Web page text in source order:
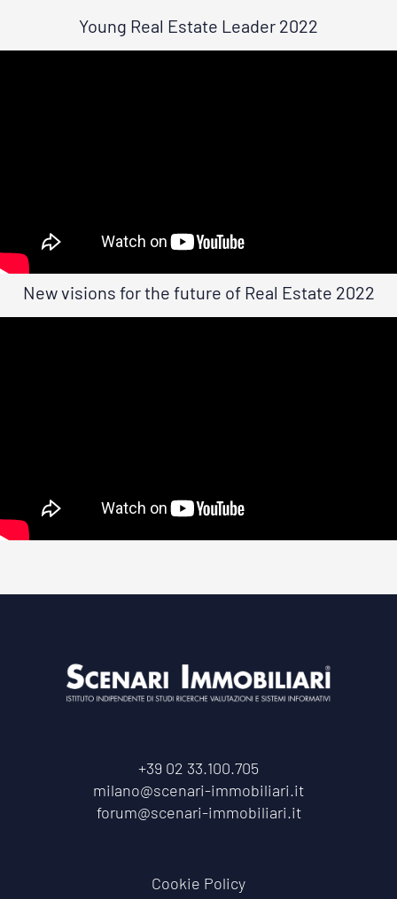
Young Real Estate Leader 2022
New visions for the future of Real Estate 2022
+39 02 33.100.705
milano@scenari-immobiliari.it
forum@scenari-immobiliari.it
Cookie Policy